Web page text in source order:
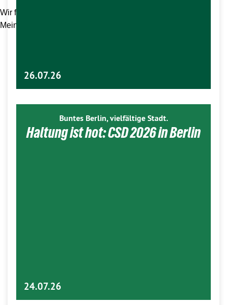
Wir freuen uns auf Euch und Eure kreativen Ideen und
Meinungen zu unseren Themen.
26.07.26
Buntes Berlin, vielfältige Stadt.
Haltung ist hot: CSD 2026 in Berlin
24.07.26